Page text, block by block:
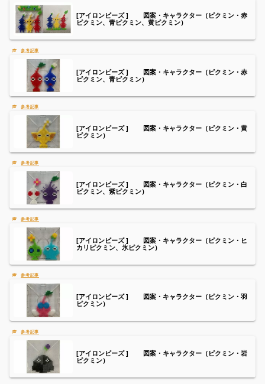
[アイロンビーズ ] 図案・キャラクター（ピクミン・赤
ピクミン、青ピクミン、黄ピクミン）
[アイロンビーズ ] 図案・キャラクター（ピクミン・赤
ピクミン、青ピクミン）
[アイロンビーズ ] 図案・キャラクター（ピクミン・黄
ピクミン）
[アイロンビーズ ] 図案・キャラクター（ピクミン・白
ピクミン、紫ピクミン）
[アイロンビーズ ] 図案・キャラクター（ピクミン・ヒ
カリピクミン、氷ピクミン）
[アイロンビーズ ] 図案・キャラクター（ピクミン・羽
ピクミン）
[アイロンビーズ ] 図案・キャラクター（ピクミン・岩
ピクミン）